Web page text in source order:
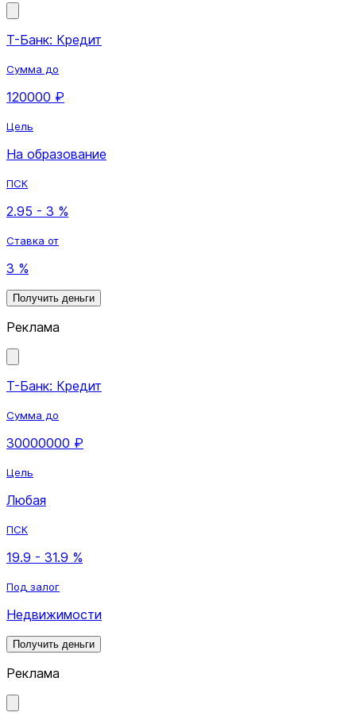
Т-Банк: Кредит
Сумма до
120000 ₽
Цель
На образование
ПСК
2.95 - 3 %
Ставка от
3 %
Получить деньги
Реклама
Т-Банк: Кредит
Сумма до
30000000 ₽
Цель
Любая
ПСК
19.9 - 31.9 %
Под залог
Недвижимости
Получить деньги
Реклама